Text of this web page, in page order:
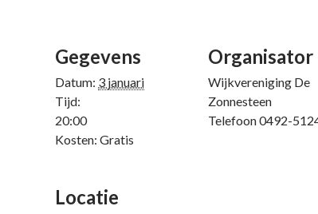
Gegevens
Datum: 3 januari
Tijd:
20:00
Kosten: Gratis
Organisator
Wijkvereniging De
Zonnesteen
Telefoon0492-
Locatie